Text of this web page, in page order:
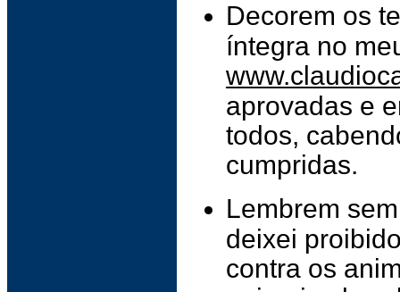
Decorem os
íntegra no
aprovadas e
todos,
cumpridas.
Lembrem
deixei
contra os